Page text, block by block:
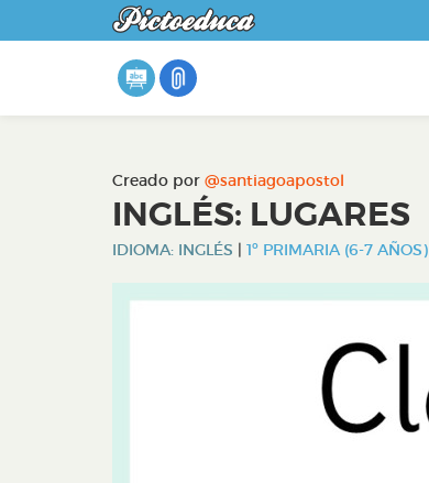
Creado por @santiagoapostol
INGLÉS: LUGARES
IDIOMA: INGLÉS | 1º PRIMARIA (6-7 AÑOS)